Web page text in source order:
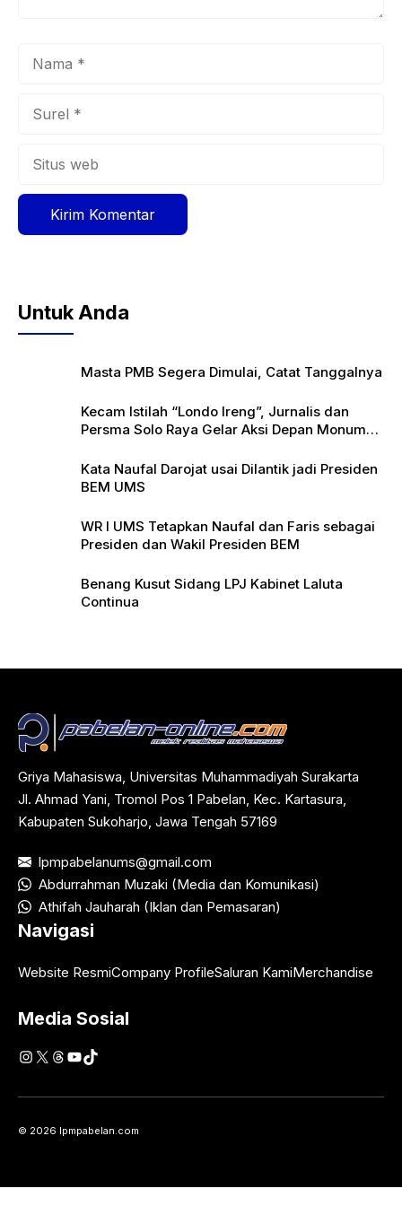
Untuk Anda
Masta PMB Segera Dimulai, Catat Tanggalnya
Kecam Istilah “Londo Ireng”, Jurnalis dan
Persma Solo Raya Gelar Aksi Depan Monumen
Kata Naufal Darojat usai Dilantik jadi Presiden
BEM UMS
WR I UMS Tetapkan Naufal dan Faris sebagai
Presiden dan Wakil Presiden BEM
Benang Kusut Sidang LPJ Kabinet Laluta
Continua
Griya Mahasiswa, Universitas Muhammadiyah Surakarta
Jl. Ahmad Yani, Tromol Pos 1 Pabelan, Kec. Kartasura,
Kabupaten Sukoharjo, Jawa Tengah 57169
lpmpabelanums@gmail.com
Abdurrahman Muzaki (Media dan Komunikasi)
Athifah Jauharah (Iklan dan Pemasaran)
Navigasi
Website ResmiCompany ProfileSaluran KamiMerchandise
Media Sosial
Instagram
X Threads
YouTube
TikTok
© 2026 lpmpabelan.com